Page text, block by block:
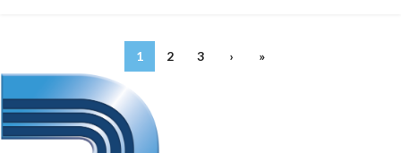
1 2 3 › »